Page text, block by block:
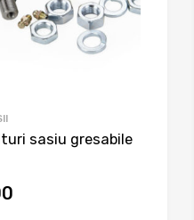
sasiu gresabile